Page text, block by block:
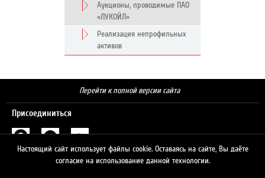
Аукционы, проводимые ПАО
«ЛУКОЙЛ»
Реализация непрофильных
активов
Перейти к полной версии сайта
Присоединиться
Настоящий сайт использует файлы cookie. Оставаясь на сайте, Вы даёте
согласие на использование данной технологии.